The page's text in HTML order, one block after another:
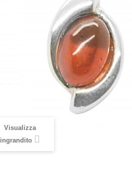
Visualizza
ingrandito